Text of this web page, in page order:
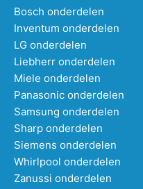
Bosch onderdelen
Inventum onderdelen
LG onderdelen
Liebherr onderdelen
Miele onderdelen
Panasonic onderdelen
Samsung onderdelen
Sharp onderdelen
Siemens onderdelen
Whirlpool onderdelen
Zanussi onderdelen